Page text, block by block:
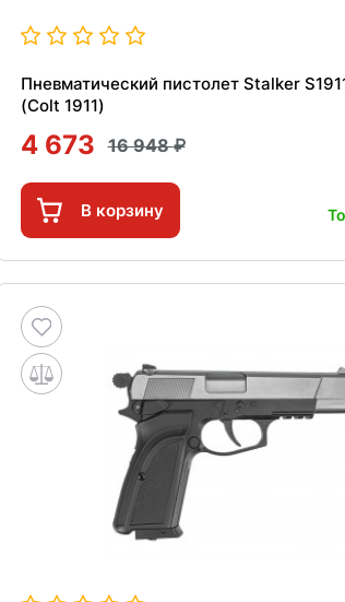
Пневматический пистолет Stalker
(Colt 1911)
4 673 16 948
В корзину